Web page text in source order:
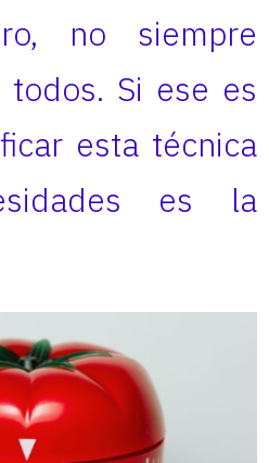
no siempre
Si ese es
esta técnica
es la